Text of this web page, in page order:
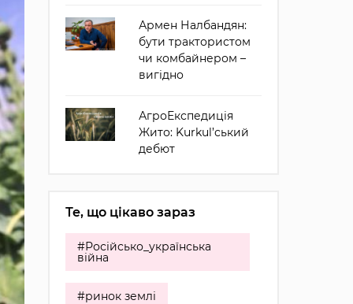
Армен Налбандян:
бути трактористом
чи комбайнером –
вигідно
АгроЕкспедиція
Жито: Kurkul’ський
дебют
Те, що цікаво зараз
#Російсько_українська
війна
#ринок землі